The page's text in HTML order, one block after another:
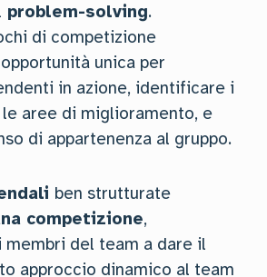
problem-solving.
di competizione
unica per
in azione, identificare i
aree di miglioramento, e
di appartenenza al gruppo.
ben strutturate
competizione,
membri del team a dare il
approccio dinamico al team